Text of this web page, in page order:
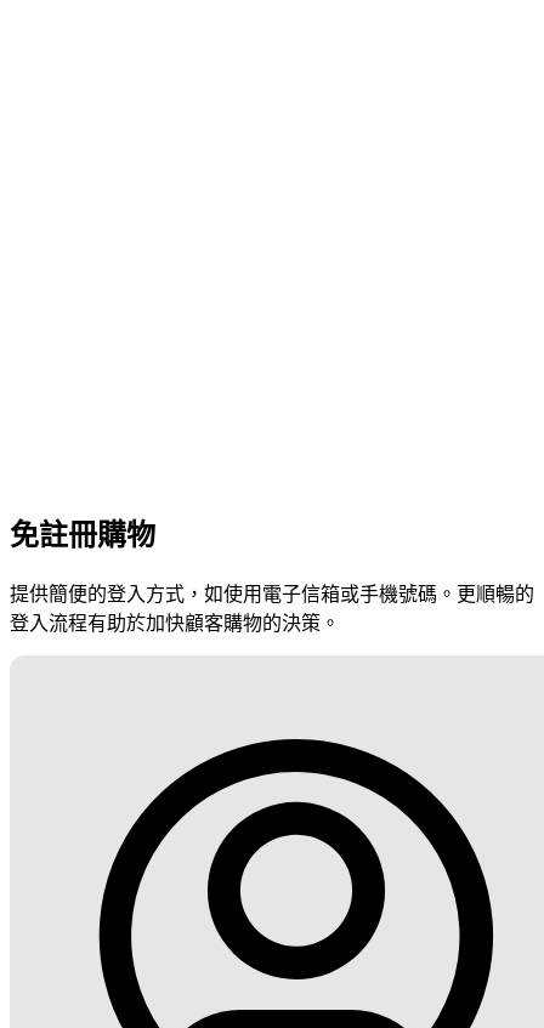
免註冊購物
提供簡便的登入方式，如使用電子信箱或手機號碼。更順暢的
登入流程有助於加快顧客購物的決策。